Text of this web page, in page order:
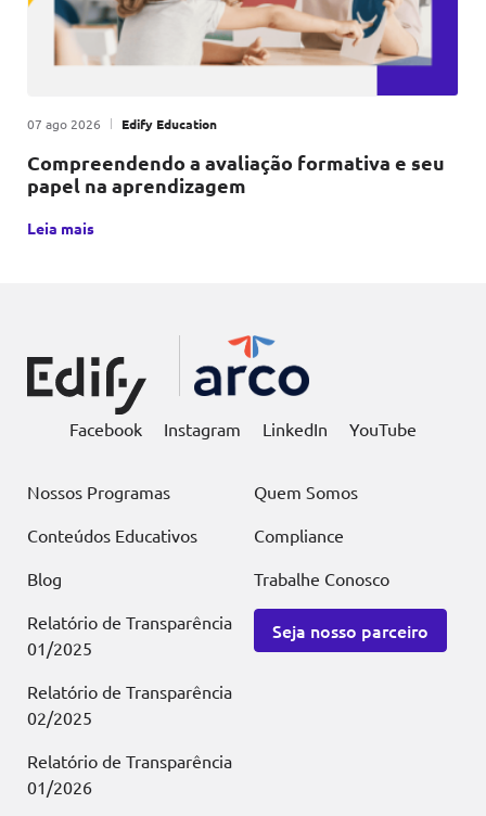
Compreendendo a avaliação formativa e seu
papel na aprendizagem
Publicado em
07 ago 2026 | por
Edify Education
Leia mais
Facebook Instagram LinkedIn YouTube
Nossos Programas
Conteúdos Educativos
Blog
Relatório de Transparência
01/2025
Relatório de Transparência
02/2025
Relatório de Transparência
01/2026
Quem Somos
Compliance
Trabalhe Conosco
Seja nosso parceiro